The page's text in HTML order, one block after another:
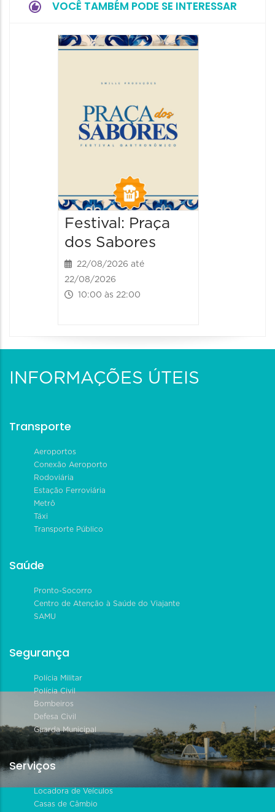
VOCÊ TAMBÉM PODE SE INTERESSAR
Festival: Praça
dos Sabores
22/08/2026 até
22/08/2026
10:00 às 22:00
INFORMAÇÕES ÚTEIS
Transporte
Aeroportos
Conexão Aeroporto
Rodoviária
Estação Ferroviária
Metrô
Táxi
Transporte Público
Saúde
Pronto-Socorro
Centro de Atenção à Saúde do Viajante
SAMU
Segurança
Polícia Militar
Polícia Civil
Bombeiros
Defesa Civil
Guarda Municipal
Serviços
Locadora de Veículos
Casas de Câmbio